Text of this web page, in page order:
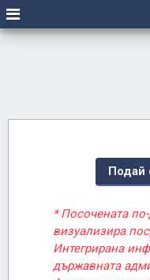
Подай
* Посочената
визуализира
Интегрирана
държавната